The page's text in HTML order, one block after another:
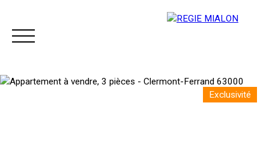
Exclusivité